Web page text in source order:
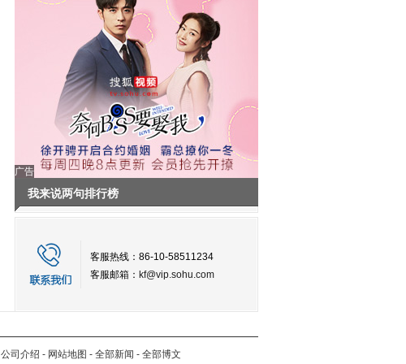
广告
我来说两句排行榜
客服热线：86-10-58511234
客服邮箱： kf@vip.sohu.com
公司介绍 - 网站地图 - 全部新闻 - 全部博文